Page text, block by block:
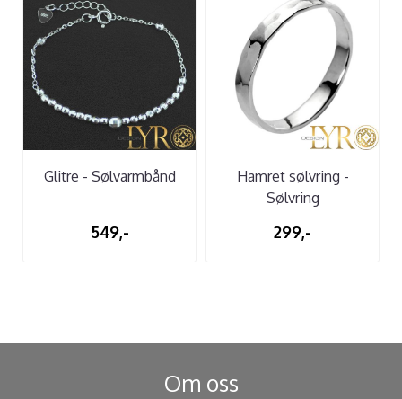
Glitre - Sølvarmbånd
549,-
Hamret sølvring -
Sølvring
299,-
Om oss